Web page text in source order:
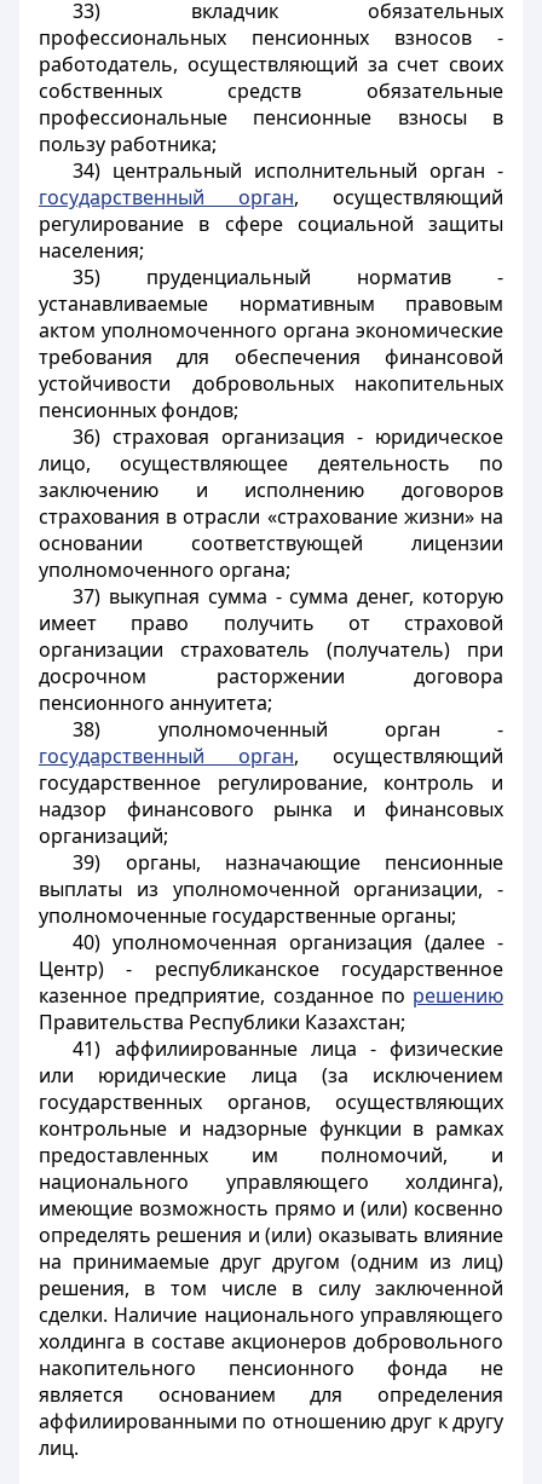
33) вкладчик обязательных
профессиональных пенсионных взносов -
работодатель, осуществляющий за счет своих
собственных средств обязательные
профессиональные пенсионные взносы в
пользу работника;
34) центральный исполнительный орган -
государственный орган, осуществляющий
регулирование в сфере социальной защиты
населения;
35) пруденциальный норматив -
устанавливаемые нормативным правовым
актом уполномоченного органа экономические
требования для обеспечения финансовой
устойчивости добровольных накопительных
пенсионных фондов;
36) страховая организация - юридическое
лицо, осуществляющее деятельность по
заключению и исполнению договоров
страхования в отрасли «страхование жизни» на
основании соответствующей лицензии
уполномоченного органа;
37) выкупная сумма - сумма денег, которую
имеет право получить от страховой
организации страхователь (получатель) при
досрочном расторжении договора
пенсионного аннуитета;
38) уполномоченный орган -
государственный орган, осуществляющий
государственное регулирование, контроль и
надзор финансового рынка и финансовых
организаций;
39) органы, назначающие пенсионные
выплаты из уполномоченной организации, -
уполномоченные государственные органы;
40) уполномоченная организация (далее -
Центр) - республиканское государственное
казенное предприятие, созданное по решению
Правительства Республики Казахстан;
41) аффилиированные лица - физические
или юридические лица (за исключением
государственных органов, осуществляющих
контрольные и надзорные функции в рамках
предоставленных им полномочий, и
национального управляющего холдинга),
имеющие возможность прямо и (или) косвенно
определять решения и (или) оказывать влияние
на принимаемые друг другом (одним из лиц)
решения, в том числе в силу заключенной
сделки. Наличие национального управляющего
холдинга в составе акционеров добровольного
накопительного пенсионного фонда не
является основанием для определения
аффилиированными по отношению друг к другу
лиц.